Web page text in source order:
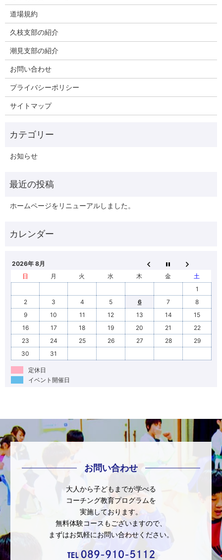
道場規約
久枝支部の紹介
潮見支部の紹介
お問い合わせ
プライバシーポリシー
サイトマップ
お知らせ
ホームページをリニューアルしました。
2026年 8月
日
月 火 水 木 金
土
1
2
3 4 5 6 7
8
9
10 11 12 13 14
15
16
17 18 19 20 21
22
23
24 25 26 27 28
29
30
31
定休日
イベント開催日
お問い合わせ
大人から子どもまでが学べる
コーチング教育プログラムを
実施しております。
無料体験コースもございますので、
まずはお気軽にお問い合わせください。